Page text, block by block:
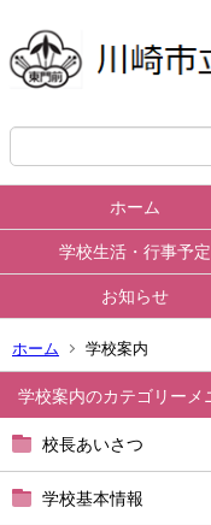
ホーム
学校生活・行事予定
お知らせ
ホーム 学校案内
学校案内
校長あいさつ
学校基本情報